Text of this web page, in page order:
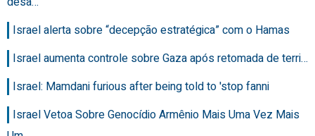
Israel alerta sobre “decepção estratégica” com o Hamas
Israel aumenta controle sobre Gaza após retomada de terri…
Israel: Mamdani furious after being told to 'stop fanni
Israel Vetoa Sobre Genocídio Armênio Mais Uma Vez Mais